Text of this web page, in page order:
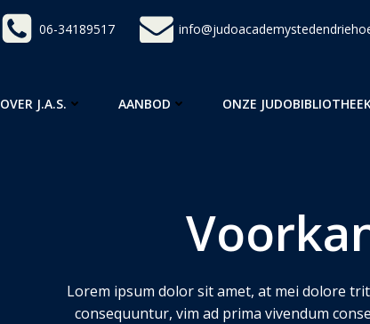
06-34189517
OVER J.A.S. AANBOD ONZE
Lorem ipsum dolor sit amet, at mei dolore
consequuntur, vim ad prima vivendum